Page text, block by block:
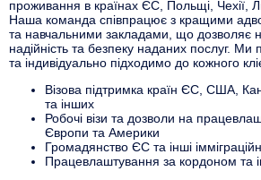
проживання в країнах ЄС, Польщі, Чехії,
Наша команда співпрацює з кращими
та навчальними закладами, що дозволяє
надійність та безпеку наданих послуг.
та індивідуально підходимо до кожного
Візова підтримка країн ЄС, США,
та інших
Робочі візи та дозволи на
Європи та Америки
Громадянство ЄС та інші
Працевлаштування за кордоном та